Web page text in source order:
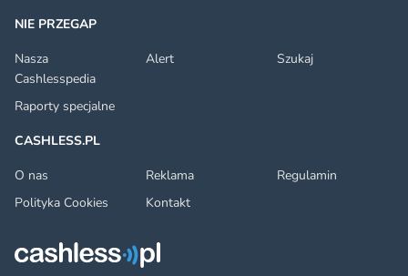
NIE PRZEGAP
Nasza
Cashlesspedia
Alert Szukaj
Raporty specjalne
CASHLESS.PL
O nas
Reklama
Regulamin
Polityka Cookies
Kontakt